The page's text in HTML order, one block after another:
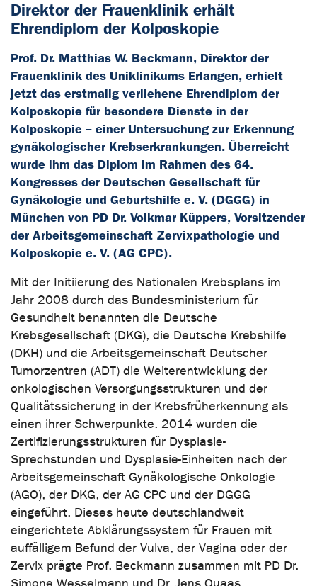
Direktor der Frauenklinik erhält
Ehrendiplom der Kolposkopie
Prof. Dr. Matthias W. Beckmann, Direktor der
Frauenklinik des Uniklinikums Erlangen, erhielt
jetzt das erstmalig verliehene Ehrendiplom der
Kolposkopie für besondere Dienste in der
Kolposkopie – einer Untersuchung zur Erkennung
gynäkologischer Krebserkrankungen. Überreicht
wurde ihm das Diplom im Rahmen des 64.
Kongresses der Deutschen Gesellschaft für
Gynäkologie und Geburtshilfe e. V. (DGGG) in
München von PD Dr. Volkmar Küppers, Vorsitzender
der Arbeitsgemeinschaft Zervixpathologie und
Kolposkopie e. V. (AG CPC).
Mit der Initiierung des Nationalen Krebsplans im
Jahr 2008 durch das Bundesministerium für
Gesundheit benannten die Deutsche
Krebsgesellschaft (DKG), die Deutsche Krebshilfe
(DKH) und die Arbeitsgemeinschaft Deutscher
Tumorzentren (ADT) die Weiterentwicklung der
onkologischen Versorgungsstrukturen und der
Qualitätssicherung in der Krebsfrüherkennung als
einen ihrer Schwerpunkte. 2014 wurden die
Zertifizierungsstrukturen für Dysplasie-
Sprechstunden und Dysplasie-Einheiten nach der
Arbeitsgemeinschaft Gynäkologische Onkologie
(AGO), der DKG, der AG CPC und der DGGG
eingeführt. Dieses heute deutschlandweit
eingerichtete Abklärungssystem für Frauen mit
auffälligem Befund der Vulva, der Vagina oder der
Zervix prägte Prof. Beckmann zusammen mit PD Dr.